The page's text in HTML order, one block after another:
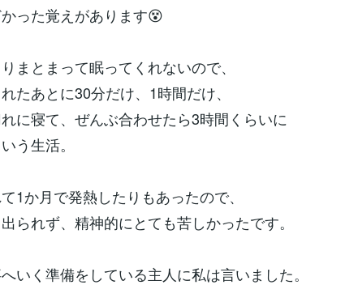
った覚えがあります😵
まとまって眠ってくれないので、
たあとに30分だけ、1時間だけ、
に寝て、ぜんぶ合わせたら3時間くらいに
う生活。
1か月で発熱したりもあったので、
られず、精神的にとても苦しかったです。
いく準備をしている主人に私は言いました。